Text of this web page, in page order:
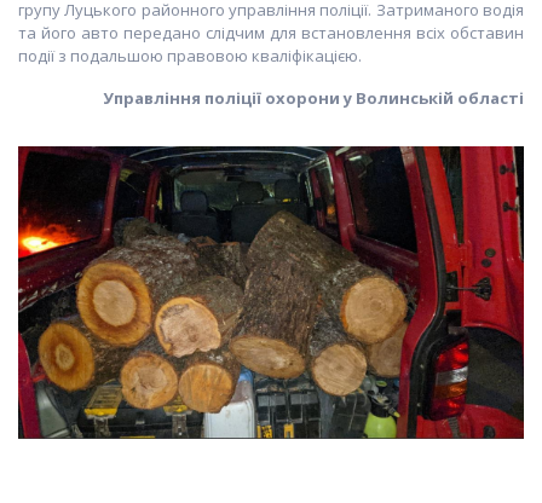
групу Луцького районного управління поліції. Затриманого водія
та його авто передано слідчим для встановлення всіх обставин
події з подальшою правовою кваліфікацією.
Управління поліції охорони у Волинській області